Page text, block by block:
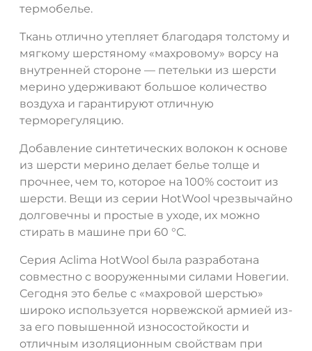
термобелье.
Ткань отлично утепляет благодаря толстому и
мягкому шерстяному «махровому» ворсу на
внутренней стороне — петельки из шерсти
мерино удерживают большое количество
воздуха и гарантируют отличную
терморегуляцию.
Добавление синтетических волокон к основе
из шерсти мерино делает белье толще и
прочнее, чем то, которое на 100% состоит из
шерсти. Вещи из серии HotWool чрезвычайно
долговечны и простые в уходе, их можно
стирать в машине при 60 °С.
Серия Aclima HotWool была разработана
совместно с вооруженными силами Новегии.
Сегодня это белье с «махровой шерстью»
широко используется норвежской армией из-
за его повышенной износостойкости и
отличным изоляционным свойствам при
ДА